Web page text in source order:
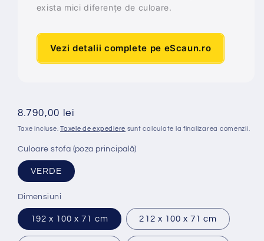
exista mici diferențe de culoare.
Vezi detalii complete pe eScaun.ro
Preț
obișnuit
8.790,00 lei
Taxe incluse.Taxele de expediere sunt calculate la finalizarea comenzii.
Culoare stofa (poza principală)
VERDE
Dimensiuni
192 x 100 x 71 cm 212 x 100 x 71 cm